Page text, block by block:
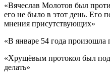
«Вячеслав Молотов был
его не было в этот день. Его
мнения присутствующих»
«В январе 54 года произошла
«Хрущёвым протокол был
делать»